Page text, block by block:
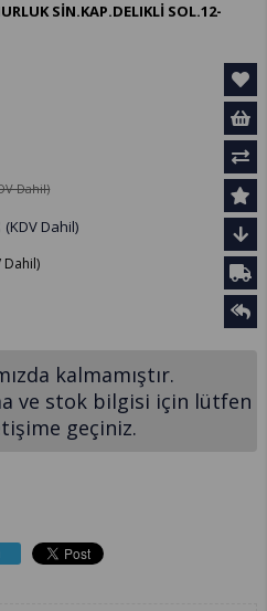
SİN.KAP.DELIKLİ SOL.12-
Dahil)
(KDV Dahil)
Dahil)
kalmamıştır.
ve stok bilgisi için lütfen
geçiniz.